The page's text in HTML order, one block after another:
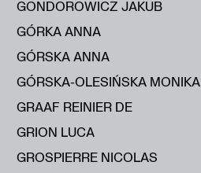
GONDOROWICZ JAKUB
GÓRKA ANNA
GÓRSKA ANNA
GÓRSKA-OLESIŃSKA MONIKA
GRAAF REINIER DE
GRION LUCA
GROSPIERRE NICOLAS